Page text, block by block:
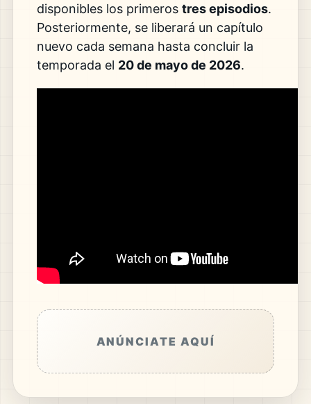
disponibles los primeros tres episodios.
Posteriormente, se liberará un capítulo
nuevo cada semana hasta concluir la
temporada el 20 de mayo de 2026.
ANÚNCIATE AQUÍ